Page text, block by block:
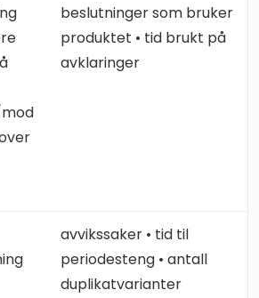
beslutninger som bruker
produktet • tid brukt på
avklaringer
avvikssaker • tid til
periodesteng • antall
duplikatvarianter